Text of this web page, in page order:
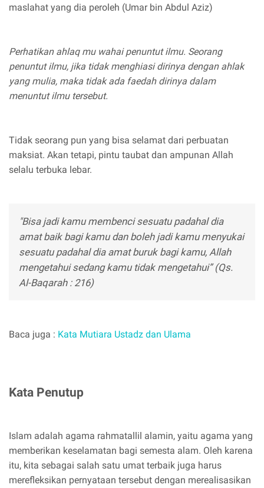
maslahat yang dia peroleh (Umar bin Abdul Aziz)
Perhatikan ahlaq mu wahai penuntut ilmu. Seorang
penuntut ilmu, jika tidak menghiasi dirinya dengan ahlak
yang mulia, maka tidak ada faedah dirinya dalam
menuntut ilmu tersebut.
Tidak seorang pun yang bisa selamat dari perbuatan
maksiat. Akan tetapi, pintu taubat dan ampunan Allah
selalu terbuka lebar.
"Bisa jadi kamu membenci sesuatu padahal dia
amat baik bagi kamu dan boleh jadi kamu menyukai
sesuatu padahal dia amat buruk bagi kamu, Allah
mengetahui sedang kamu tidak mengetahui” (Qs.
Al-Baqarah : 216)
Baca juga : Kata Mutiara Ustadz dan Ulama
Kata Penutup
Islam adalah agama rahmatallil alamin, yaitu agama yang
memberikan keselamatan bagi semesta alam. Oleh karena
itu, kita sebagai salah satu umat terbaik juga harus
merefleksikan pernyataan tersebut dengan merealisasikan